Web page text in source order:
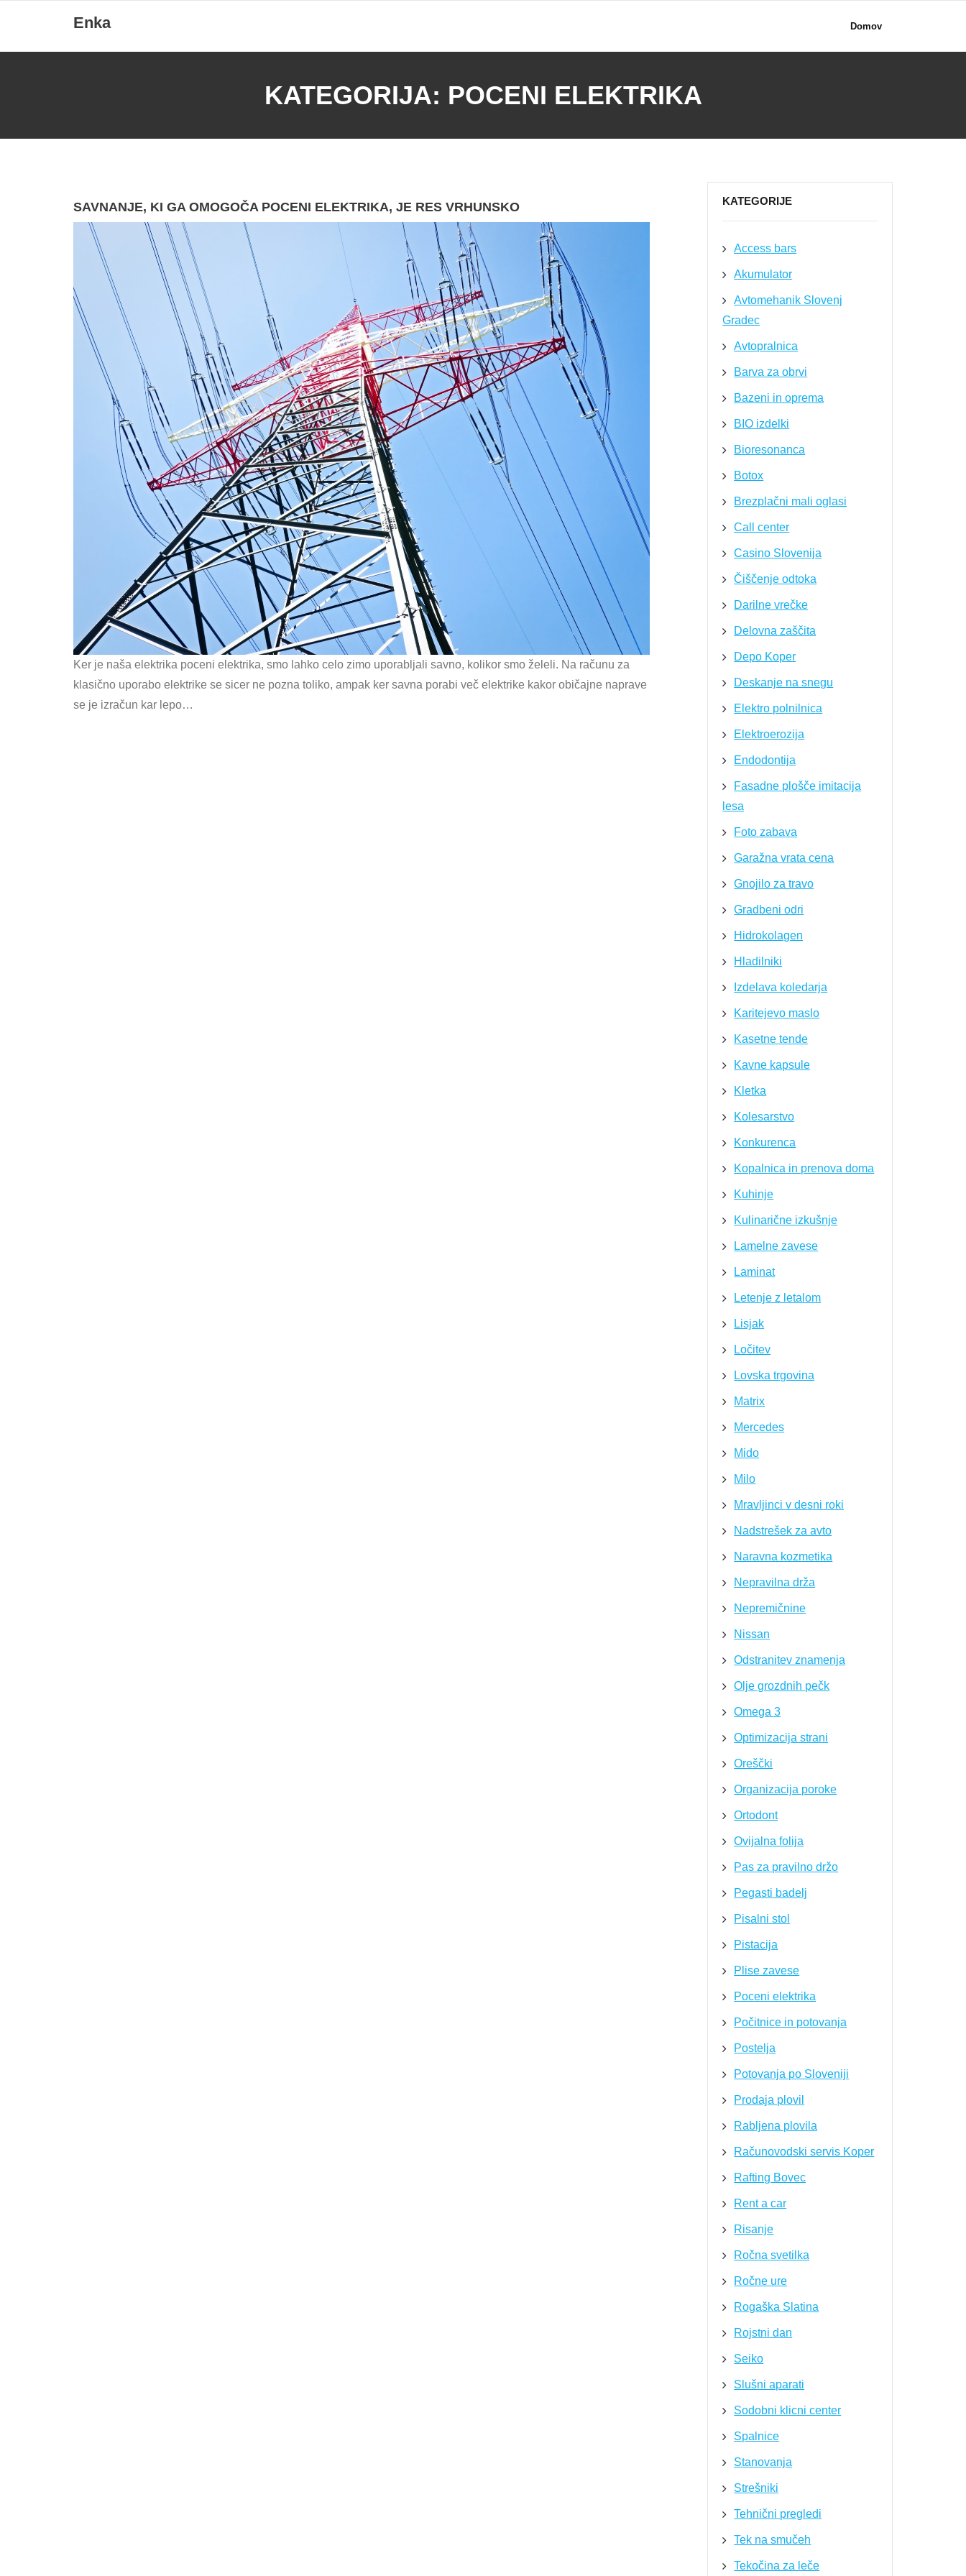
content
Enka Domov
KATEGORIJA: POCENI ELEKTRIKA
SAVNANJE, KI GA OMOGOČA POCENI ELEKTRIKA, JE RES VRHUNSKO
Ker je naša elektrika poceni elektrika, smo lahko celo zimo uporabljali savno, kolikor smo želeli. Na računu za
klasično uporabo elektrike se sicer ne pozna toliko, ampak ker savna porabi več elektrike kakor običajne naprave
se je izračun kar lepo…
KATEGORIJE
Access bars
Akumulator
Avtomehanik Slovenj
Gradec
Avtopralnica
Barva za obrvi
Bazeni in oprema
BIO izdelki
Bioresonanca
Botox
Brezplačni mali oglasi
Call center
Casino Slovenija
Čiščenje odtoka
Darilne vrečke
Delovna zaščita
Depo Koper
Deskanje na snegu
Elektro polnilnica
Elektroerozija
Endodontija
Fasadne plošče imitacija
lesa
Foto zabava
Garažna vrata cena
Gnojilo za travo
Gradbeni odri
Hidrokolagen
Hladilniki
Izdelava koledarja
Karitejevo maslo
Kasetne tende
Kavne kapsule
Kletka
Kolesarstvo
Konkurenca
Kopalnica in prenova doma
Kuhinje
Kulinarične izkušnje
Lamelne zavese
Laminat
Letenje z letalom
Lisjak
Ločitev
Lovska trgovina
Matrix
Mercedes
Mido
Milo
Mravljinci v desni roki
Nadstrešek za avto
Naravna kozmetika
Nepravilna drža
Nepremičnine
Nissan
Odstranitev znamenja
Olje grozdnih pečk
Omega 3
Optimizacija strani
Oreščki
Organizacija poroke
Ortodont
Ovijalna folija
Pas za pravilno držo
Pegasti badelj
Pisalni stol
Pistacija
Plise zavese
Poceni elektrika
Počitnice in potovanja
Postelja
Potovanja po Sloveniji
Prodaja plovil
Rabljena plovila
Računovodski servis Koper
Rafting Bovec
Rent a car
Risanje
Ročna svetilka
Ročne ure
Rogaška Slatina
Rojstni dan
Seiko
Slušni aparati
Sodobni klicni center
Spalnice
Stanovanja
Strešniki
Tehnični pregledi
Tek na smučeh
Tekočina za leče